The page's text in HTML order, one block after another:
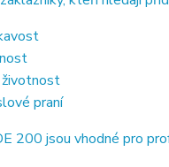
praní
200 jsou vhodné pro